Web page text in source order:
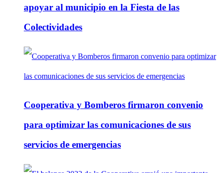
apoyar al municipio en la Fiesta de las
Colectividades
Cooperativa y Bomberos firmaron convenio
para optimizar las comunicaciones de sus
servicios de emergencias